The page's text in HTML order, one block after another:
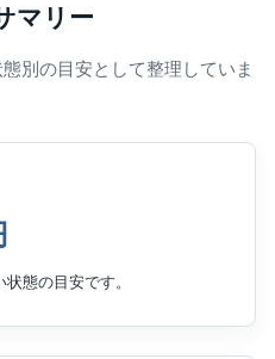
マリー
別の目安として整理していま
態の目安です。